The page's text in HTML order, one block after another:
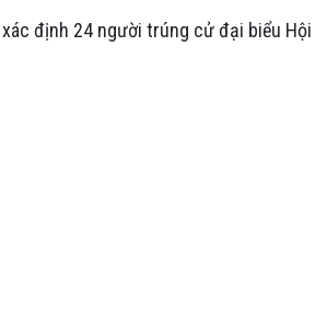
định 24 người trúng cử đại biểu